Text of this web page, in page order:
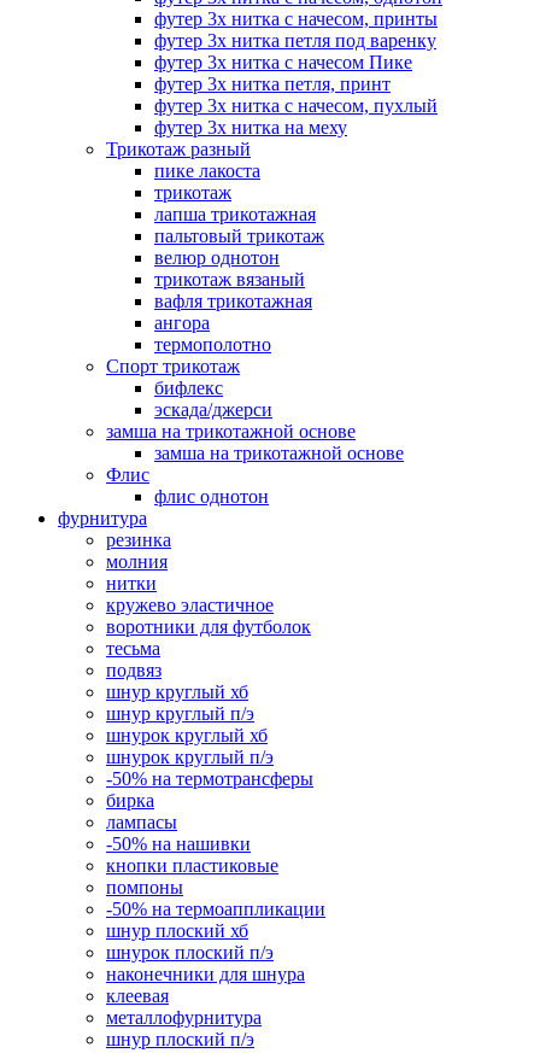
футер 3х нитка с начесом, принты
футер 3х нитка петля под варенку
футер 3х нитка с начесом Пике
футер 3х нитка петля, принт
футер 3х нитка с начесом, пухлый
футер 3х нитка на меху
Трикотаж разный
пике лакоста
трикотаж
лапша трикотажная
пальтовый трикотаж
велюр однотон
трикотаж вязаный
вафля трикотажная
ангора
термополотно
Спорт трикотаж
бифлекс
эскада/джерси
замша на трикотажной основе
замша на трикотажной основе
Флис
флис однотон
фурнитура
резинка
молния
нитки
кружево эластичное
воротники для футболок
тесьма
подвяз
шнур круглый хб
шнур круглый п/э
шнурок круглый хб
шнурок круглый п/э
-50% на термотрансферы
бирка
лампасы
-50% на нашивки
кнопки пластиковые
помпоны
-50% на термоаппликации
шнур плоский хб
шнурок плоский п/э
наконечники для шнура
клеевая
металлофурнитура
шнур плоский п/э